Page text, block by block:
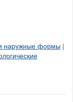
наружные формы|